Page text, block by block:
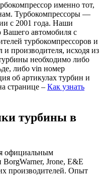
именно тот,
Турбокомпрессоры —
с 2001 года. Наши
Вашего автомобиля с
турбокомпрессоров и
производителя, исходя из
необходимо либо
либо vin номер
об артикулах турбин и
странице – Как узнать
турбины в
официальным
Jrone, E&E
производителей. Опыт